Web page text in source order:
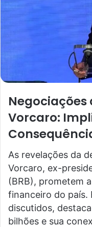
Negociações
Vorcaro:
As revelações da
Vorcaro, ex-
(BRB), prometem
financeiro do país.
discutidos,
bilhões e sua